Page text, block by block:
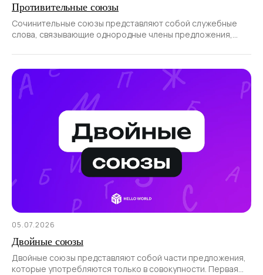
Противительные союзы
Сочинительные союзы представляют собой служебные
слова, связывающие однородные члены предложения,
05.07.2026
Двойные союзы
Двойные союзы представляют собой части предложения,
которые употребляются только в совокупности. Первая